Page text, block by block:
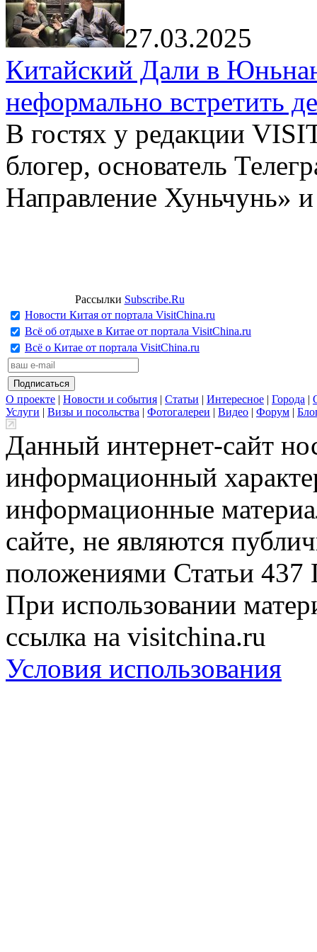
27.03.2025
Китайский Дали в
неформально встретить
В гостях у редакции
блогер, основатель
Направление Хуньчунь»
Рассылки Subscribe.Ru
Новости Китая от портала VisitChina.ru
Всё об отдыхе в Китае от портала VisitChina.ru
Всё о Китае от портала VisitChina.ru
О проекте | Новости и события | Статьи | Интересное | Города |
Услуги | Визы и посольства | Фотогалереи | Видео | Форум |
Данный интернет-сайт
информационный
информационные
сайте, не являются
положениями Статьи 437
При использовании
ссылка на visitchina.ru
Условия использования